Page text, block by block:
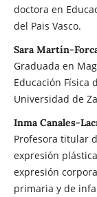
doctora en
del Pais Vasco.
Sara Martín-
Graduada en
Educación Física
Universidad de
Inma Canales-
Profesora titular
expresión
expresión
primaria y de